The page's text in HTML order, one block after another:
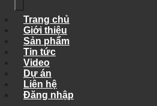
Trang chủ
Giới thiệu
Sản phẩm
Tin tức
Video
Dự án
Liên hệ
Đăng nhập